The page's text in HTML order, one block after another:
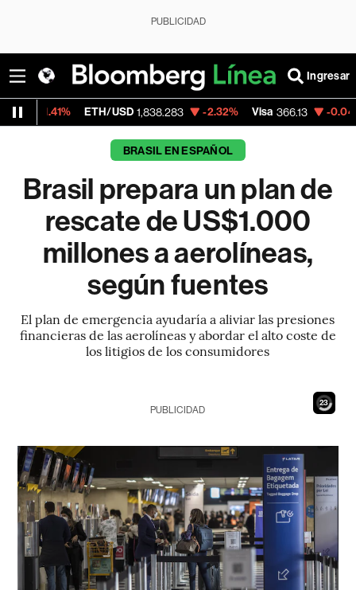
PUBLICIDAD
Ingresar
ETH/USD 1,838.283 -2.32% Visa 366.13 -0.04%
BRASIL EN ESPAÑOL
Brasil prepara un plan de
rescate de US$1.000
millones a aerolíneas,
según fuentes
El plan de emergencia ayudaría a aliviar las presiones
financieras de las aerolíneas y abordar el alto coste de
los litigios de los consumidores
22
PUBLICIDAD